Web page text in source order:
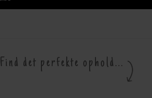
Find det perfekte ophold...